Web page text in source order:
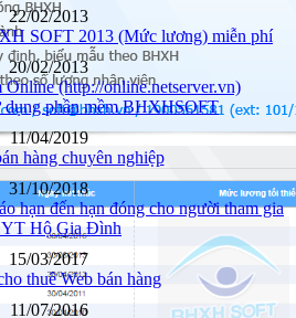
22/02/2013
SOFT 2013 (Mức lương) miễn phí
20/02/2013
Online (http://online.netserver.vn)
dụng phần mềm BHXHSOFT
11/04/2019
hàng chuyên nghiệp
31/10/2018
hạn đến hạn đóng cho người tham gia
Hộ Gia Đình
15/03/2017
thuê Web bán hàng
11/07/2016